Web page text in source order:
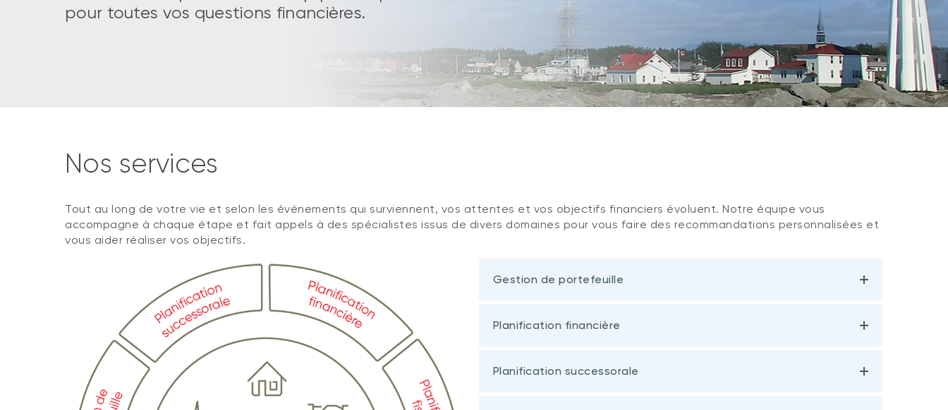
pour toutes vos questions financières.
Nos services
Tout au long de votre vie et selon les événements qui surviennent, vos attentes et vos objectifs financiers évoluent. Notre équipe vous
accompagne à chaque étape et fait appels à des spécialistes issus de divers domaines pour vous faire des recommandations personnalisées et
vous aider réaliser vos objectifs.
Gestion de portefeuille
Planification financière
Planification successorale